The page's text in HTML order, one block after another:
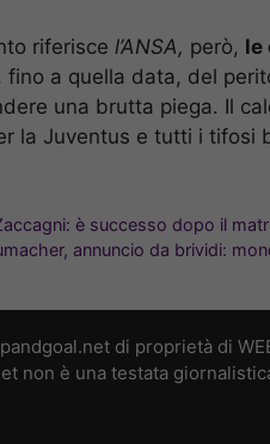
riferisce l’ANSA, però, le
fino a quella data, del
una brutta piega. Il
la Juventus e tutti i tifosi
è successo dopo il
annuncio da brividi:
di proprietà di
non è una testata